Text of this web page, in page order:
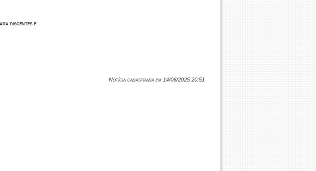
discentes e
Notícia cadastrada em 14/06/2025 20:51